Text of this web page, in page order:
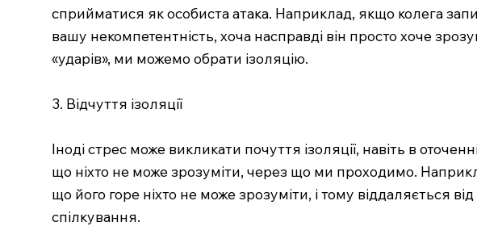
сприйматися як особиста атака. Наприклад, якщо колега
вашу некомпетентність, хоча насправді він просто хоче
«ударів», ми можемо обрати ізоляцію.
3. Відчуття ізоляції
Іноді стрес може викликати почуття ізоляції, навіть в
що ніхто не може зрозуміти, через що ми проходимо.
що його горе ніхто не може зрозуміти, і тому віддаляється
спілкування.